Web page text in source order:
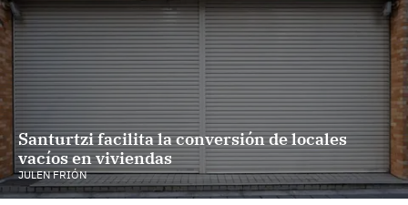
Santurtzi facilita la conversión de locales
vacíos en viviendas
JULEN FRIÓN